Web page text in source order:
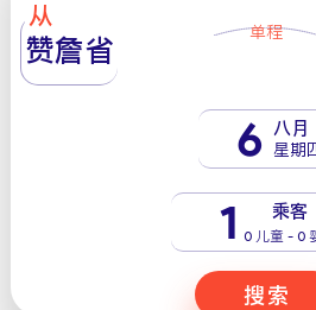
从
赞詹省 单程
6 八月
星期
1 乘客
0 儿童 - 0
搜索